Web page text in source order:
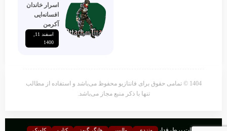
اسرار خاندان
افسانه‌ایی
آکرمن
اسفند 11,
1400
1404 © تمامی حقوق برای فانتازیو محفوظ می‌باشد و استفاده از مطالب
تنها با ذکر منبع مجاز می‌باشد.